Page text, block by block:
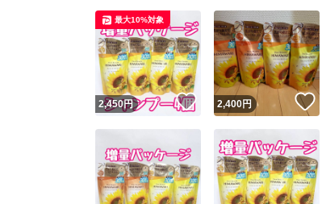
2,450円 いいね！
最大10%対象
2,400円